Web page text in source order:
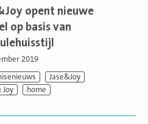
opent nieuwe
op basis van
2019
Jase&Joy
Joy
home